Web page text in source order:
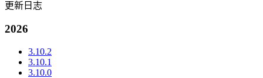
更新日志
2026
3.10.2
3.10.1
3.10.0